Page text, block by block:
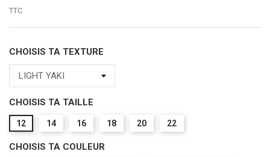
TTC
CHOISIS TA TEXTURE
CHOISIS TA TAILLE
12 14 16 18 20 22
CHOISIS TA COULEUR